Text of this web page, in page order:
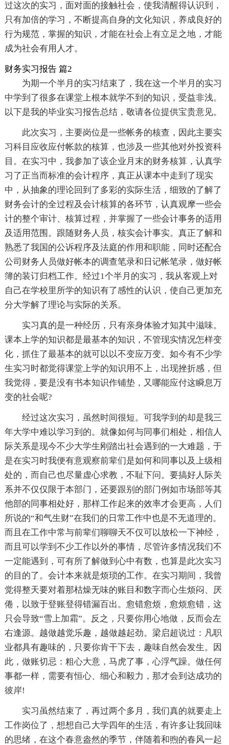
过这次的实习，面对面的接触社会，使我清醒得认识到，
只有加倍的学习，不断提高自身的文化知识，养成良好的
行为规范，掌握的知识，才能在社会上有立足之地，才能
成为社会有用人才。
财务实习报告 篇2
为期一个半月的实习结束了，我在这一个半月的实习
中学到了很多在课堂上根本就学不到的知识，受益非浅。
以下是我的毕业实习报告总结，敬请各位提供宝贵意见。
此次实习，主要岗位是一些帐务的核查，因此主要实
习科目应收应付帐款的核算，也涉及一些其他对外投资科
目。在实习中，我参加了该企业月末的财务核算，认真学
习了正当而标准的会计程序，真正从课本中走到了现实
中，从抽象的理论回到了多彩的实际生活，细致的了解了
财务会计的全过程及会计核算的各环节，认真观摩一些会
计的整个审计、核算过程，并掌握了一些会计事务的适用
及适用范围。跟随财务人员，核实会计事实。真正了解和
熟悉了我国的公诉程序及法庭的作用和职能，同时还配合
公司财务人员做好帐本的调查笔录和日记帐笔录，做好帐
簿的装订归档工作。经过1个半月的实习，我从客观上对
自己在学校里所学的知识有了感性的认识，使自己更加充
分大学解了理论与实际的关系。
实习真的是一种经历，只有亲身体验才知其中滋味。
课本上学的知识都是最基本的知识，不管现实情况怎样变
化，抓住了最基本的就可以以不变应万变。如今有不少学
生实习时都觉得课堂上学的知识用不上，出现挫折感，但
我觉得，要是没有书本知识作铺垫，又哪能应付这瞬息万
变的社会呢?
经过这次实习，虽然时间很短。可我学到的却是我三
年大学中难以学习到的。就像如何与同事们相处，相信人
际关系是现今不少大学生刚踏出社会遇到的一大难题，于
是在实习时我便有意观察前辈们是如何和同事以及上级相
处的，而自己也尽量虚心求教，不耻下问。要搞好人际关
系并不仅仅限于本部门，还要跟别的部门例如市场部等其
他部的同事相处好，那样工作起来的效率才会更高，人们
所说的“和气生财”在我们的日常工作中也是不无道理的。
而且在工作中常与前辈们聊聊天不仅可以放松一下神经，
而且可以学到不少工作以外的事情，尽管许多情况我们不
一定能遇到，可有所了解做到心中有数，也算是此次实习
的目的了。会计本来就是烦琐的工作。在实习期间，我曾
觉得整天要对着那枯燥无味的账目和数字而心生烦闷、厌
倦，以致于登账登得错漏百出。愈错愈烦，愈烦愈错，这
只会导致“雪上加霜”。反之，只要你用心地做，反而会左
右逢源。越做越觉乐趣，越做越起劲。梁启超说过：凡职
业都具有趣味的，只要你肯干下去，趣味自然会发生。因
此，做账切忌：粗心大意，马虎了事，心浮气躁。做任何
事都一样，需要有恒心、细心和毅力，那才会到达成功的
彼岸!
实习虽然结束了，再过两个多月，我们真的就要走上
工作岗位了，想想自己大学四年的生活，有许多让我回味
的思绪，在这个春意盎然的季节，伴随着和煦的春风一起